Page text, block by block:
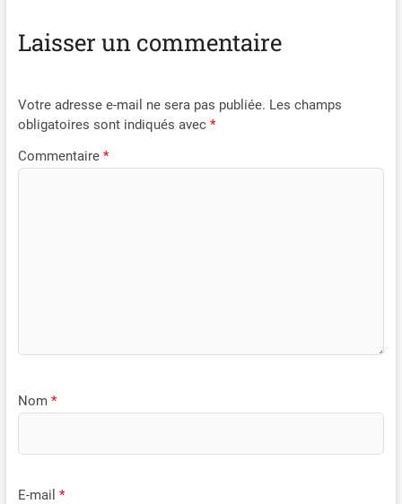
Laisser un commentaire
Votre adresse e-mail ne sera pas publiée. Les champs
obligatoires sont indiqués avec *
Commentaire *
Nom *
E-mail *